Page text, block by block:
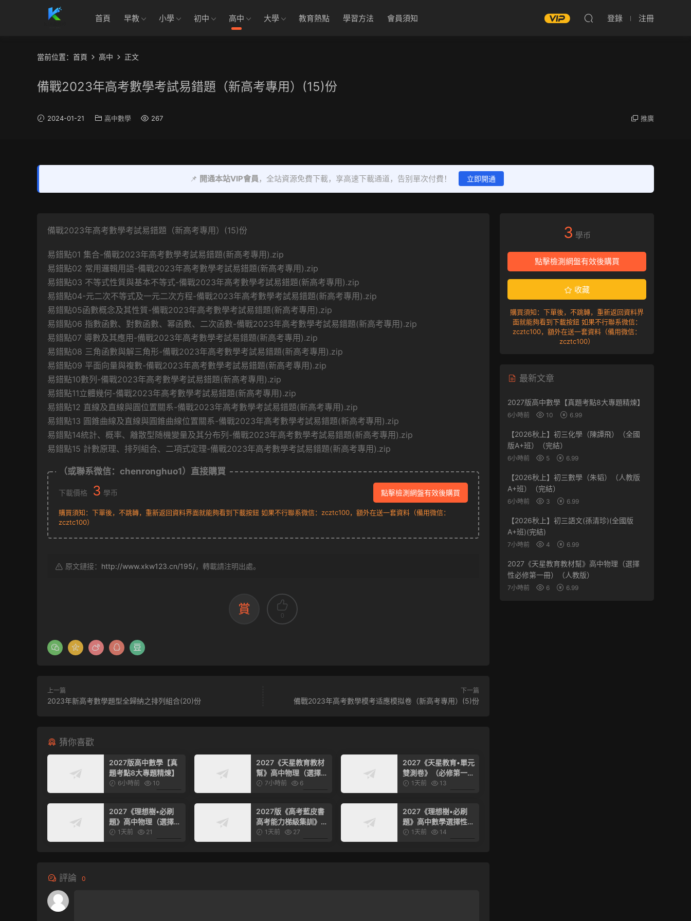
首頁 早教 小學 初中 高中 大學 教育熱點 學習方法 會員須知 登錄 注冊
當前位置： 首頁 高中 正文
備戰2023年高考數學考試易錯題（新高考專用）(15)份
2024-01-21 高中數學 267 推廣
📌 開通本站VIP會員，全站資源免費下載，享高速下載通道，告别單次付費！ 立即開通
備戰2023年高考數學考試易錯題（新高考專用）(15)份
易錯點01 集合-備戰2023年高考數學考試易錯題(新高考專用).zip
易錯點02 常用邏輯用語-備戰2023年高考數學考試易錯題(新高考專用).zip
易錯點03 不等式性質與基本不等式-備戰2023年高考數學考試易錯題(新高考專用).zip
易錯點04-元二次不等式及一元二次方程-備戰2023年高考數學考試易錯題(新高考專用).zip
易錯點05函數概念及其性質-備戰2023年高考數學考試易錯題(新高考專用).zip
易錯點06 指數函數、對數函數、幂函數、二次函數-備戰2023年高考數學考試易錯題(新高考專用).zip
易錯點07 導數及其應用-備戰2023年高考數學考試易錯題(新高考專用).zip
易錯點08 三角函數與解三角形-備戰2023年高考數學考試易錯題(新高考專用).zip
易錯點09 平面向量與複數-備戰2023年高考數學考試易錯題(新高考專用).zip
易錯點10數列-備戰2023年高考數學考試易錯題(新高考專用).zip
易錯點11立體幾何-備戰2023年高考數學考試易錯題(新高考專用).zip
易錯點12 直線及直線與圓位置關系-備戰2023年高考數學考試易錯題(新高考專用).zip
易錯點13 圓錐曲線及直線與圓錐曲線位置關系-備戰2023年高考數學考試易錯題(新高考專用).zip
易錯點14統計、概率、離散型随機變量及其分布列-備戰2023年高考數學考試易錯題(新高考專用).zip
易錯點15 計數原理、排列組合、二項式定理-備戰2023年高考數學考試易錯題(新高考專用).zip
（或聯系微信：chenronghuo1）直接購買
下載價格 3 學币 點擊檢測網盤有效後購買
購買須知：下單後，不跳轉，重新返回資料界面就能夠看到下載按鈕 如果不行聯系微信：zcztc100，額外在送一套資料（備用微信：
zcztc100）
原文鏈接： http://www.xkw123.cn/195/，轉載請注明出處。
賞 0
上一篇
2023年新高考數學題型全歸納之排列組合(20)份
下一篇
備戰2023年高考數學模考适應模拟卷（新高考專用）(5)份
猜你喜歡
2027版高中數學【真
題考點8大專題精煉】
6小時前
10
2027《天星教育教材
幫》高中物理（選擇性
必修第一冊）（人教
7小時前
6
2027《天星教育•單元
雙測卷》（必修第一
冊）（數學）（人教A
1天前
13
2027《理想樹•必刷
題》高中物理（選擇性
必修第一冊）（人教
1天前
21
2027版《高考藍皮書
高考能力梯級集訓》高
考數學
1天前
27
2027《理想樹•必刷
題》高中數學選擇性必
修第二冊）（人教A
1天前
14
評論 0
3 學币
點擊檢測網盤有效後購買
收藏
購買須知：下單後，不跳轉，重新返回資料界
面就能夠看到下載按鈕 如果不行聯系微信：
zcztc100，額外在送一套資料（備用微信：
zcztc100）
最新文章
2027版高中數學【真題考點8大專題精煉】
6小時前 10 6.99
【2026秋上】初三化學（陳譚飛）（全國
版A+班）（完結）
6小時前 5 6.99
【2026秋上】初三數學（朱韬）（人教版
A+班）（完結）
6小時前 3 6.99
【2026秋上】初三語文(孫清珍)(全國版
A+班)(完結)
7小時前 4 6.99
2027《天星教育教材幫》高中物理（選擇
性必修第一冊）（人教版）
7小時前 6 6.99